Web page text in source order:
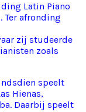
Latin Piano
Ter afronding
zij studeerde
zoals
speelt
Hienas,
Daarbij speelt